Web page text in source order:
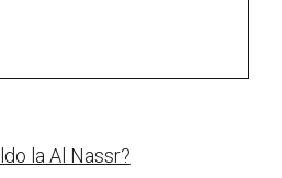
la Al Nassr?